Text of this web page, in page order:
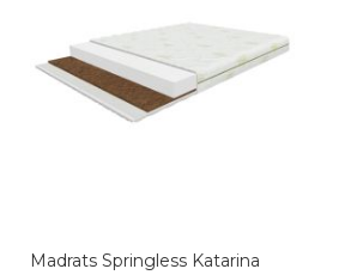
Madrats Springless Katarina